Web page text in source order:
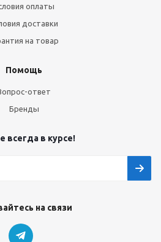
оплаты
доставки
на товар
Помощь
ответ
Бренды
всегда в курсе!
на связи